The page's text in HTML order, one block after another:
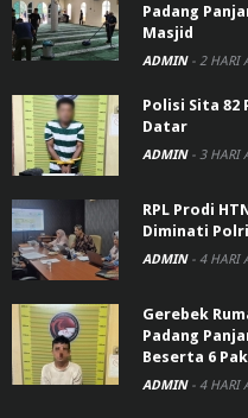
Padang
Masjid
ADMIN - 2 HARI
Polisi Sita 82
Datar
ADMIN - 3 HARI
RPL Prodi
Diminati
ADMIN - 4 HARI
Gerebek
Padang
Beserta 6
ADMIN - 4 HARI